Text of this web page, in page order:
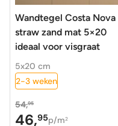
Wandtegel Costa Nova
straw zand mat 5×20
ideaal voor visgraat
5x20 cm
2-3 weken
54,95
Oorspronkelijke
46,95
Huidige p/m2